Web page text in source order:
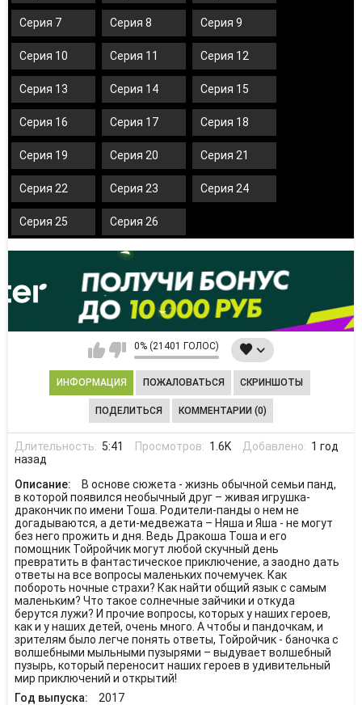
Серия 7 Серия 8 Серия 9
Серия 10 Серия 11 Серия 12
Серия 13 Серия 14 Серия 15
Серия 16 Серия 17 Серия 18
Серия 19 Серия 20 Серия 21
Серия 22 Серия 23 Серия 24
Серия 25 Серия 26
0% (21401 ГОЛОС)
ИНФОРМАЦИЯ ПОЖАЛОВАТЬСЯ СКРИНШОТЫ
ПОДЕЛИТЬСЯ КОММЕНТАРИИ (0)
Длительность: 5:41 Просмотров: 1.6K Добавлено: 1 год
назад
Описание:
В основе сюжета - жизнь обычной семьи панд,
в которой появился необычный друг – живая игрушка-
дракончик по имени Тоша. Родители-панды о нем не
догадываются, а дети-медвежата – Няша и Яша - не могут
без него прожить и дня. Ведь Дракоша Тоша и его
помощник Тойройчик могут любой скучный день
превратить в фантастическое приключение, а заодно дать
ответы на все вопросы маленьких почемучек. Как
побороть ночные страхи? Как найти общий язык с самым
маленьким? Что такое солнечные зайчики и откуда
берутся лужи? И прочие вопросы, которых у наших героев,
как и у наших детей, очень много. А чтобы и пандочкам, и
зрителям было легче понять ответы, Тойройчик - баночка с
волшебными мыльными пузырями – выдувает волшебный
пузырь, который переносит наших героев в удивительный
мир приключений и открытий!
Год выпуска:
2017